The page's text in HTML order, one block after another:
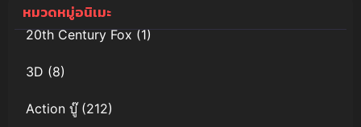
ค์ไรเดอร์ x ซู
เปอร์เซนไท x
ตำรวจอวกาศ
ซูเปอร์ฮีโร่ไท
ไทย
หมวดหมู่อนิเมะ
20th Century Fox(1)
3D (8)
Action บู๊(212)